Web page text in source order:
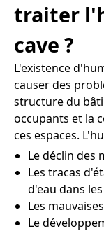
traiter
cave ?
L'existence
causer des
structure du
occupants et la
ces espaces.
Le déclin des
Les tracas
d'eau dans
Les
Le